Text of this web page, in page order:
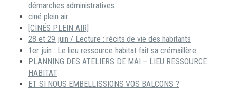
démarches administratives
ciné plein air
[CINÉS PLEIN AIR]
28 et 29 juin / Lecture : récits de vie des habitants
1er juin : Le lieu ressource habitat fait sa crémaillère
PLANNING DES ATELIERS DE MAI – LIEU RESSOURCE
HABITAT
ET SI NOUS EMBELLISSIONS VOS BALCONS ?